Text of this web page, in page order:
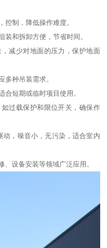
控制，降低操作难度。
装和拆卸方便，节省时间。
减少对地面的压力，保护地面
多种吊装需求。
合短期或临时项目使用。
过载保护和限位开关，确保作
动，噪音小，无污染，适合室内
设备安装等领域广泛应用。